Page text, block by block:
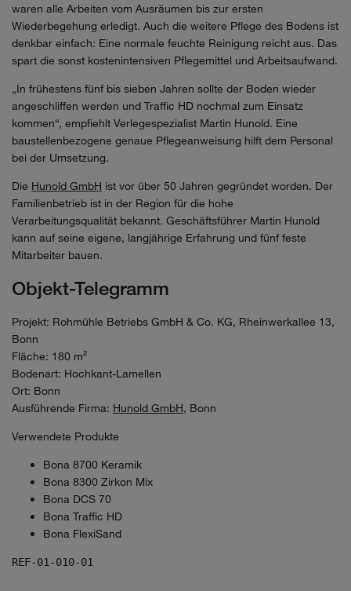
waren alle Arbeiten vom Ausräumen bis zur ersten
Wiederbegehung erledigt. Auch die weitere Pflege des Bodens ist
denkbar einfach: Eine normale feuchte Reinigung reicht aus. Das
spart die sonst kostenintensiven Pflegemittel und Arbeitsaufwand.
„In frühestens fünf bis sieben Jahren sollte der Boden wieder
angeschliffen werden und Traffic HD nochmal zum Einsatz
kommen“, empfiehlt Verlegespezialist Martin Hunold. Eine
baustellenbezogene genaue Pflegeanweisung hilft dem Personal
bei der Umsetzung.
Die Hunold GmbH ist vor über 50 Jahren gegründet worden. Der
Familienbetrieb ist in der Region für die hohe
Verarbeitungsqualität bekannt. Geschäftsführer Martin Hunold
kann auf seine eigene, langjährige Erfahrung und fünf feste
Mitarbeiter bauen.
Objekt-Telegramm
Projekt: Rohmühle Betriebs GmbH & Co. KG, Rheinwerkallee 13,
Bonn
Fläche: 180 m²
Bodenart: Hochkant-Lamellen
Ort: Bonn
Ausführende Firma: Hunold GmbH, Bonn
Verwendete Produkte
Bona 8700 Keramik
Bona 8300 Zirkon Mix
Bona DCS 70
Bona Traffic HD
Bona FlexiSand
REF-01-010-01